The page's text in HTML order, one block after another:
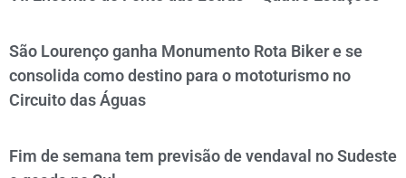
São Lourenço ganha Monumento Rota Biker e se
consolida como destino para o mototurismo no
Circuito das Águas
Fim de semana tem previsão de vendaval no Sudeste